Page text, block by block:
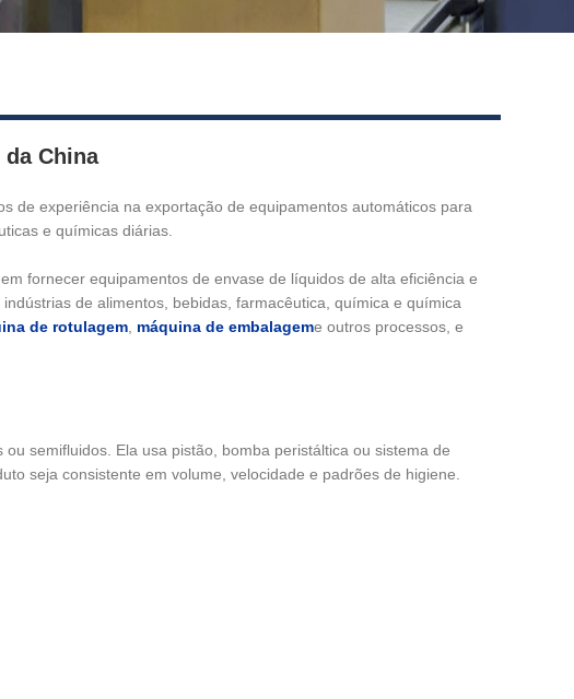
China
de experiência na exportação de equipamentos automáticos para
e químicas diárias.
fornecer equipamentos de envase de líquidos de alta eficiência e
de alimentos, bebidas, farmacêutica, química e química
de rotulagem máquina de embalageme outros processos, e
semifluidos. Ela usa pistão, bomba peristáltica ou sistema de
seja consistente em volume, velocidade e padrões de higiene.